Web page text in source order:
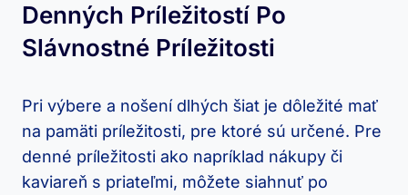
Denných Príležitostí Po
Slávnostné Príležitosti
Pri výbere a nošení dlhých šiat je⁤ dôležité mať
na pamäti príležitosti, pre ⁢ktoré sú určené. Pre
denné príležitosti ako napríklad nákupy či​
kaviareň ⁢s priateľmi, môžete siahnuť po